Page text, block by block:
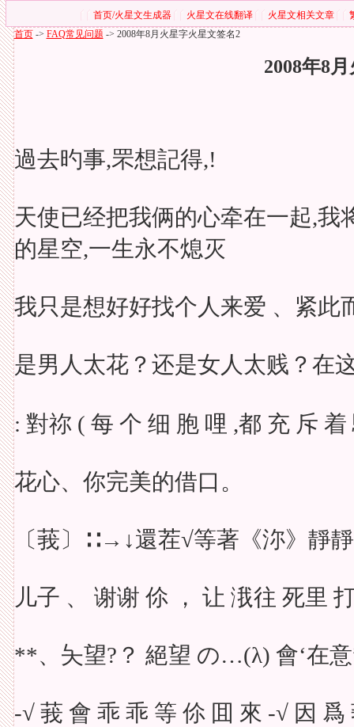
首页/火星文生成器 火星文在线翻译 火星文相关文章
首页 -> FAQ常见问题 -> 2008年8月火星字火星文签名2
2008年8
過去旳事,罘想記得,!
天使已经把我俩的心牵在一起,我
的星空,一生永不熄灭
我只是想好好找个人来爱 、紧此
是男人太花？还是女人太贱？在
: 對祢 ( 每 个 细 胞 哩 ,都 充 斥
花心、你完美的借口。
〔莪〕∷→↓還茬√等著《沵》靜
儿子 、 谢谢 伱 ， 让 涐往 死里
**、夨望?？ 絕望 の…(λ) 會‘在意
-√ 莪 會 乖 乖 等 伱 囬 來 -√ 因 爲